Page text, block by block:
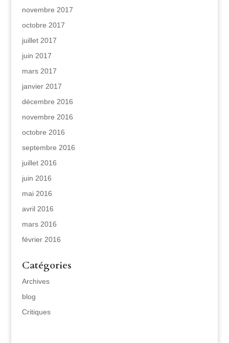
novembre 2017
octobre 2017
juillet 2017
juin 2017
mars 2017
janvier 2017
décembre 2016
novembre 2016
octobre 2016
septembre 2016
juillet 2016
juin 2016
mai 2016
avril 2016
mars 2016
février 2016
Catégories
Archives
blog
Critiques